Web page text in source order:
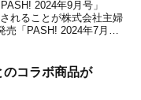
2024年9月号」
れることが株式会社主婦
売「PASH! 2024年7月
のコラボ商品が